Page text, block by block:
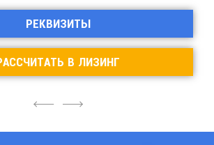
4
РЕКВИЗИТЫ
В ЛИЗИНГ
6